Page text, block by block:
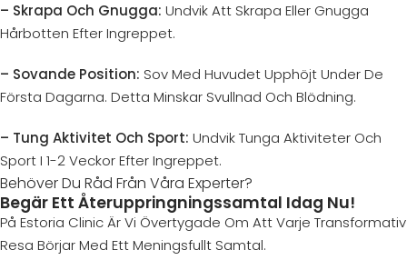
– Skrapa Och Gnugga: Undvik Att Skrapa Eller Gnugga
Hårbotten Efter Ingreppet.
– Sovande Position: Sov Med Huvudet Upphöjt Under De
Första Dagarna. Detta Minskar Svullnad Och Blödning.
– Tung Aktivitet Och Sport: Undvik Tunga Aktiviteter Och
Sport I 1-2 Veckor Efter Ingreppet.
Behöver Du Råd Från Våra Experter?
Begär Ett Återuppringningssamtal Idag Nu!
På Estoria Clinic Är Vi Övertygade Om Att Varje Transformativ
Resa Börjar Med Ett Meningsfullt Samtal.